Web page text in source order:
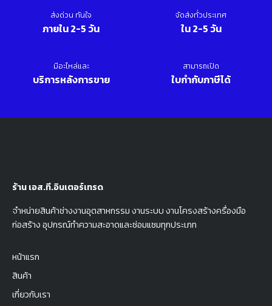
ร้าน เอส.ที.อินเตอร์เทรด
จำหน่ายสินค้าช่างงานอุตสาหกรรม งานระบบ งานโครงสร้างครื่องมือ
ก่อสร้าง อุปกรณ์ทำความสะอาดและซ่อมแซมทุกประเภท
หน้าแรก
สินค้า
เกี่ยวกับเรา
ส่งด่วน ทันใจ
ภายใน 2-5 วัน
จัดส่งทั่วประเทศ
ใน 2-5 วัน
มีอะไหล่และ
บริการหลังการขาย
สามารถเปิด
ใบกำกับภาษีได้